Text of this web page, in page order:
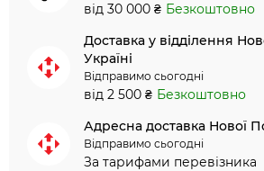
від 30 000 ₴ Безкоштовно
Доставка у відділення
Україні
Відправимо сьогодні
від 2 500 ₴ Безкоштовно
Адресна доставка Нової
Відправимо сьогодні
За тарифами перевізника